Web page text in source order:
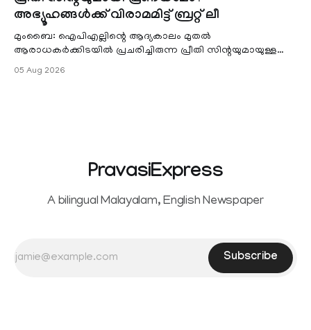
അഭ്യൂഹങ്ങൾക്ക് വിരാമമിട്ട് ബ്രറ്റ് ലീ
മുംബൈ: ഐപിഎല്ലിന്റെ ആദ്യകാലം മുതൽ
ആരാധകർക്കിടയിൽ പ്രചരിച്ചിരുന്ന പ്രീതി സിന്റയുമായുള്ള
പ്രണയ അഭ്യൂഹങ്ങൾ തള്ളി മുൻ ഓസ്ട്രേലിയൻ പേ
05 Aug 2026
PravasiExpress
A bilingual Malayalam, English Newspaper
Subscribe